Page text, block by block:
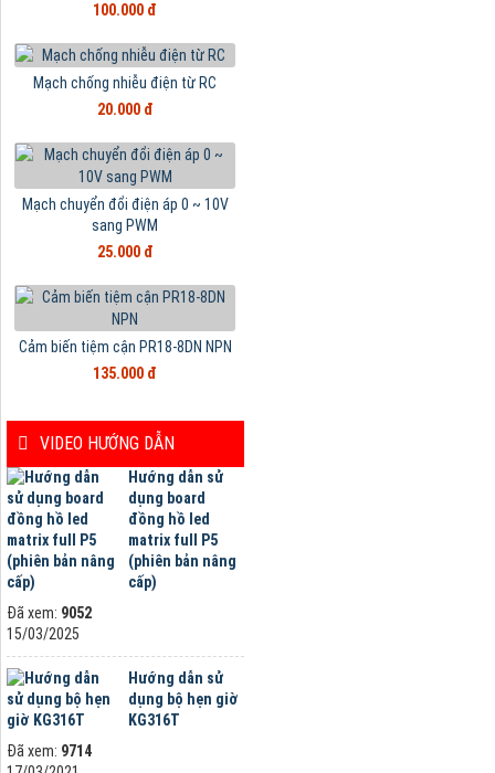
100.000 đ
Mạch chống nhiễu điện từ RC
20.000 đ
Mạch chuyển đổi điện áp 0 ~ 10V
sang PWM
25.000 đ
Cảm biến tiệm cận PR18-8DN NPN
135.000 đ
VIDEO HƯỚNG DẪN
Hướng dẫn sử
dụng board
đồng hồ led
matrix full P5
(phiên bản nâng
cấp)
Đã xem: 9052
15/03/2025
Hướng dẫn sử
dụng bộ hẹn giờ
KG316T
Đã xem: 9714